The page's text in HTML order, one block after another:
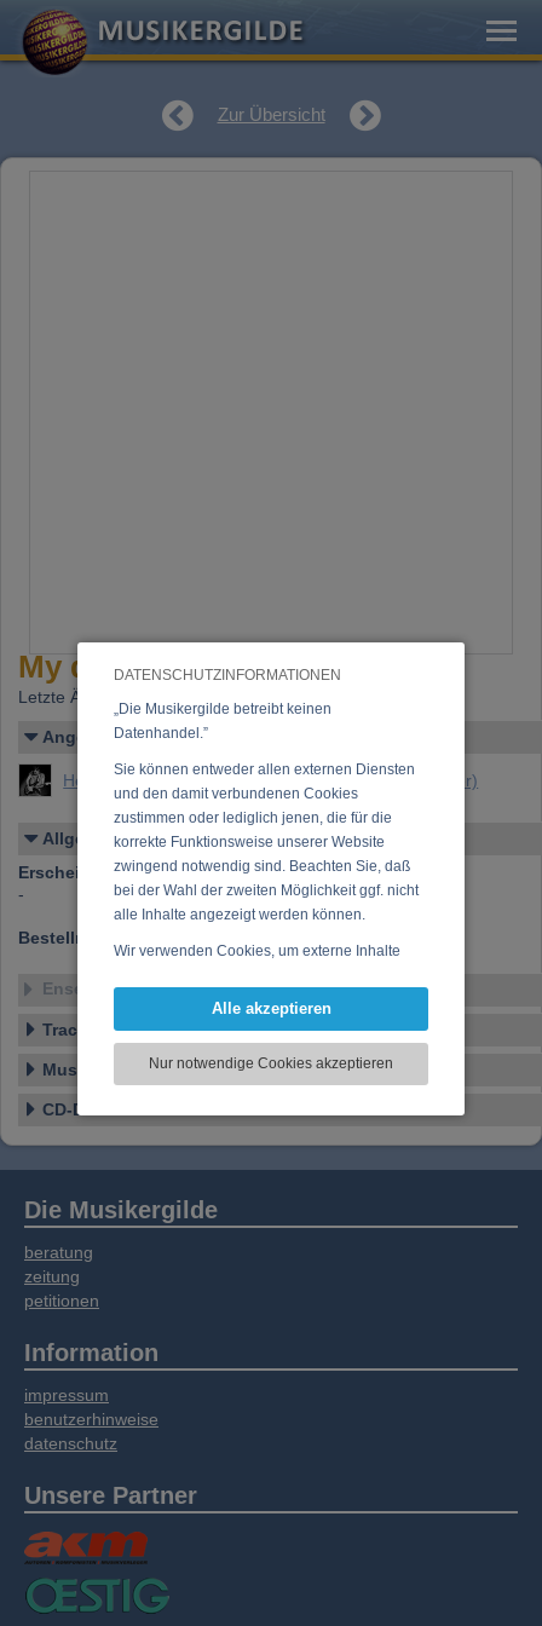
DATENSCHUTZINFORMATIONEN
„Die Musikergilde betreibt keinen
Datenhandel.”
Sie können entweder allen externen Diensten
und den damit verbundenen Cookies
zustimmen oder lediglich jenen, die für die
korrekte Funktionsweise unserer Website
zwingend notwendig sind. Beachten Sie, daß
bei der Wahl der zweiten Möglichkeit ggf. nicht
alle Inhalte angezeigt werden können.
Wir verwenden Cookies, um externe Inhalte
Funktionen für soziale Medien anbieten zu
zu analysieren. Dabei werden ggf.
Informationen zu Ihrer Verwendung unserer
soziale Medien, Werbung und Analysen
weitergegeben. Unsere Partner führen diese
Informationen möglicherweise mit weiteren
oder die sie im Rahmen Ihrer Nutzung der
Alle akzeptieren
Nur notwendige Cookies akzeptieren
Zur Übersicht
My definition
Letzte Änderung: 03.11.2006
Angelegt von
Hechenberger, Thomas (Mag Thomas Hechenberger)
Allgemeines
Erscheinen bei:-
-
Bestellnummer:
Ensemble
Tracklist
Musikstil
CD-Details
Die Musikergilde
beratung
zeitung
petitionen
Information
impressum
benutzerhinweise
datenschutz
Unsere Partner